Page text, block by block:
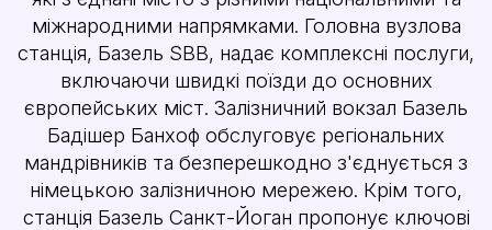
міжнародними напрямками. Головна вузлова
станція, Базель SBB, надає комплексні послуги,
включаючи швидкі поїзди до основних
європейських міст. Залізничний вокзал Базель
Бадішер Банхоф обслуговує регіональних
мандрівників та безперешкодно з'єднується з
німецькою залізничною мережею. Крім того,
станція Базель Санкт-Йоган пропонує ключові